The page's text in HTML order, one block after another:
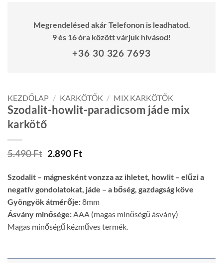
Megrendelésed akár Telefonon is leadhatod.
9 és 16 óra között várjuk hívásod!
+36 30 326 7693
KEZDŐLAP / KARKÖTŐK / MIX KARKÖTŐK
Szodalit-howlit-paradicsom jáde mix
karkötő
5.490Ft Original
was:
5.490 Ft.
2.890 FtCurrent
is:
2.890 Ft.
Szodalit – mágnesként vonzza az ihletet, howlit – elűzi a
negatív gondolatokat, jáde – a bőség, gazdagság köve
Gyöngyök átmérője:8mm
Ásvány minősége:AAA (magas minőségű ásvány)
Magas minőségű kézműves termék.